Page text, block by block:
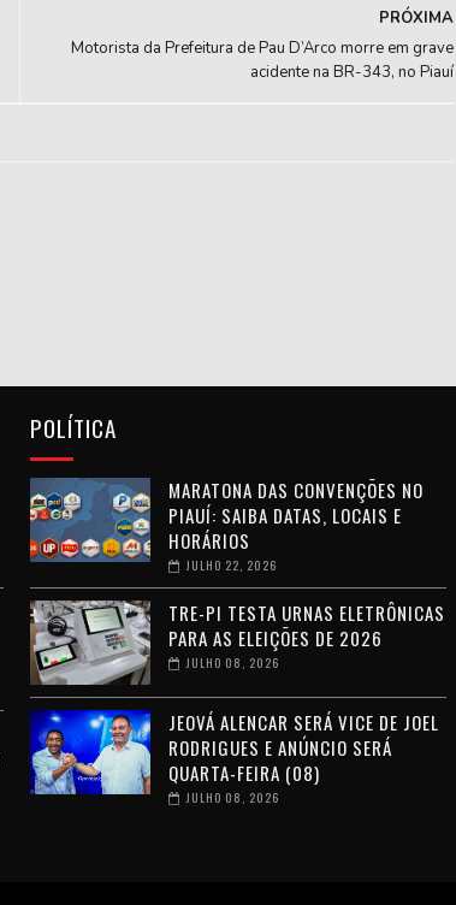
PRÓXIMA
Motorista da Prefeitura de Pau D’Arco morre em grave
acidente na BR-343, no Piauí
POLÍTICA
MARATONA DAS CONVENÇÕES NO
PIAUÍ: SAIBA DATAS, LOCAIS E
HORÁRIOS
JULHO 22, 2026
TRE-PI TESTA URNAS ELETRÔNICAS
PARA AS ELEIÇÕES DE 2026
JULHO 08, 2026
JEOVÁ ALENCAR SERÁ VICE DE JOEL
RODRIGUES E ANÚNCIO SERÁ
QUARTA-FEIRA (08)
JULHO 08, 2026